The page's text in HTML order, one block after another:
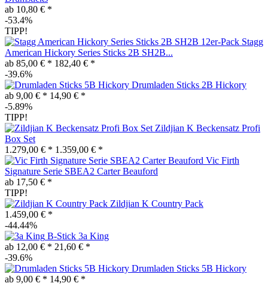
ab 10,80 € *
-53.4%
TIPP!
Stagg
American Hickory Series Sticks 2B SH2B...
ab 85,00 € * 182,40 € *
-39.6%
Drumladen Sticks 2B Hickory
ab 9,00 € * 14,90 € *
-5.89%
TIPP!
Zildjian K Beckensatz Profi
Box Set
1.279,00 € * 1.359,00 € *
Vic Firth
Signature Serie SBEA2 Carter Beauford
ab 17,50 € *
TIPP!
Zildjian K Country Pack
1.459,00 € *
-44.44%
B-Stick 3a King
ab 12,00 € * 21,60 € *
-39.6%
Drumladen Sticks 5B Hickory
ab 9,00 € * 14,90 € *